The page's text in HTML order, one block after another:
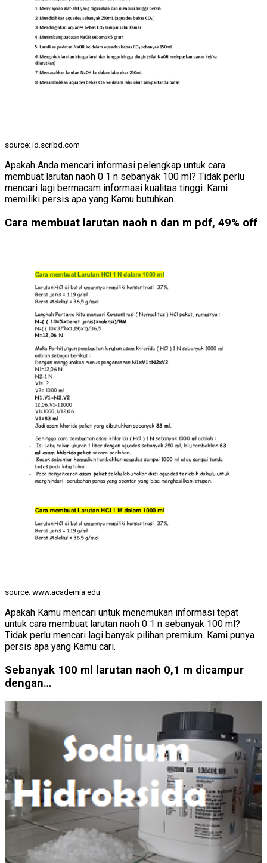
source: id.scribd.com
Apakah Anda mencari informasi pelengkap untuk cara
membuat larutan naoh 0 1 n sebanyak 100 ml? Tidak perlu
mencari lagi bermacam informasi kualitas tinggi. Kami
memiliki persis apa yang Kamu butuhkan.
Cara membuat larutan naoh n dan m pdf, 49% off
source: www.academia.edu
Apakah Kamu mencari untuk menemukan informasi tepat
untuk cara membuat larutan naoh 0 1 n sebanyak 100 ml?
Tidak perlu mencari lagi banyak pilihan premium. Kami punya
persis apa yang Kamu cari.
Sebanyak 100 ml larutan naoh 0,1 m dicampur
dengan…